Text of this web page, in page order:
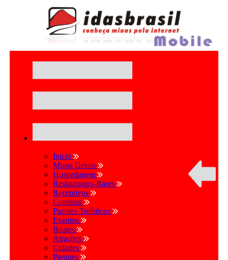
Início
Minas Gerais
Hospedagem
Restaurantes-Bares
Receptivos
Compras
Pacotes Turísticos
Eventos
Boates
Atrações
Cidades
Parques